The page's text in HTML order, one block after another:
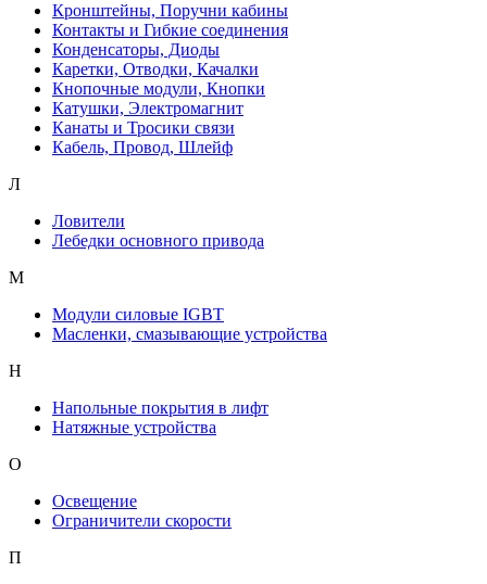
Кронштейны, Поручни кабины
Контакты и Гибкие соединения
Конденсаторы, Диоды
Каретки, Отводки, Качалки
Кнопочные модули, Кнопки
Катушки, Электромагнит
Канаты и Тросики связи
Кабель, Провод, Шлейф
Л
Ловители
Лебедки основного привода
М
Модули силовые IGBT
Масленки, смазывающие устройства
Н
Напольные покрытия в лифт
Натяжные устройства
О
Освещение
Ограничители скорости
П